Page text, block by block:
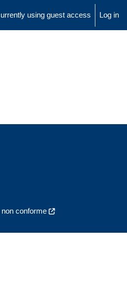
using guest access Log in
conforme